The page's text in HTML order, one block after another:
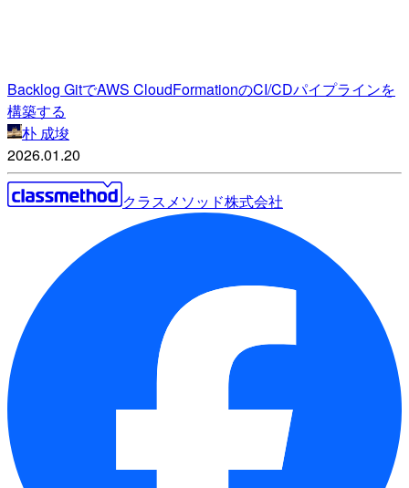
Backlog GitでAWS CloudFormationのCI/CDパイプラインを
構築する
朴 成埈
2026.01.20
クラスメソッド株式会社